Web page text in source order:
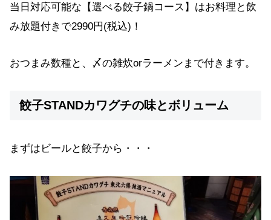
当日対応可能な【選べる餃子鍋コース】はお料理と飲
み放題付きで2990円(税込)！
おつまみ数種と、〆の雑炊orラーメンまで付きます。
餃子STANDカワグチの味とボリューム
まずはビールと餃子から・・・